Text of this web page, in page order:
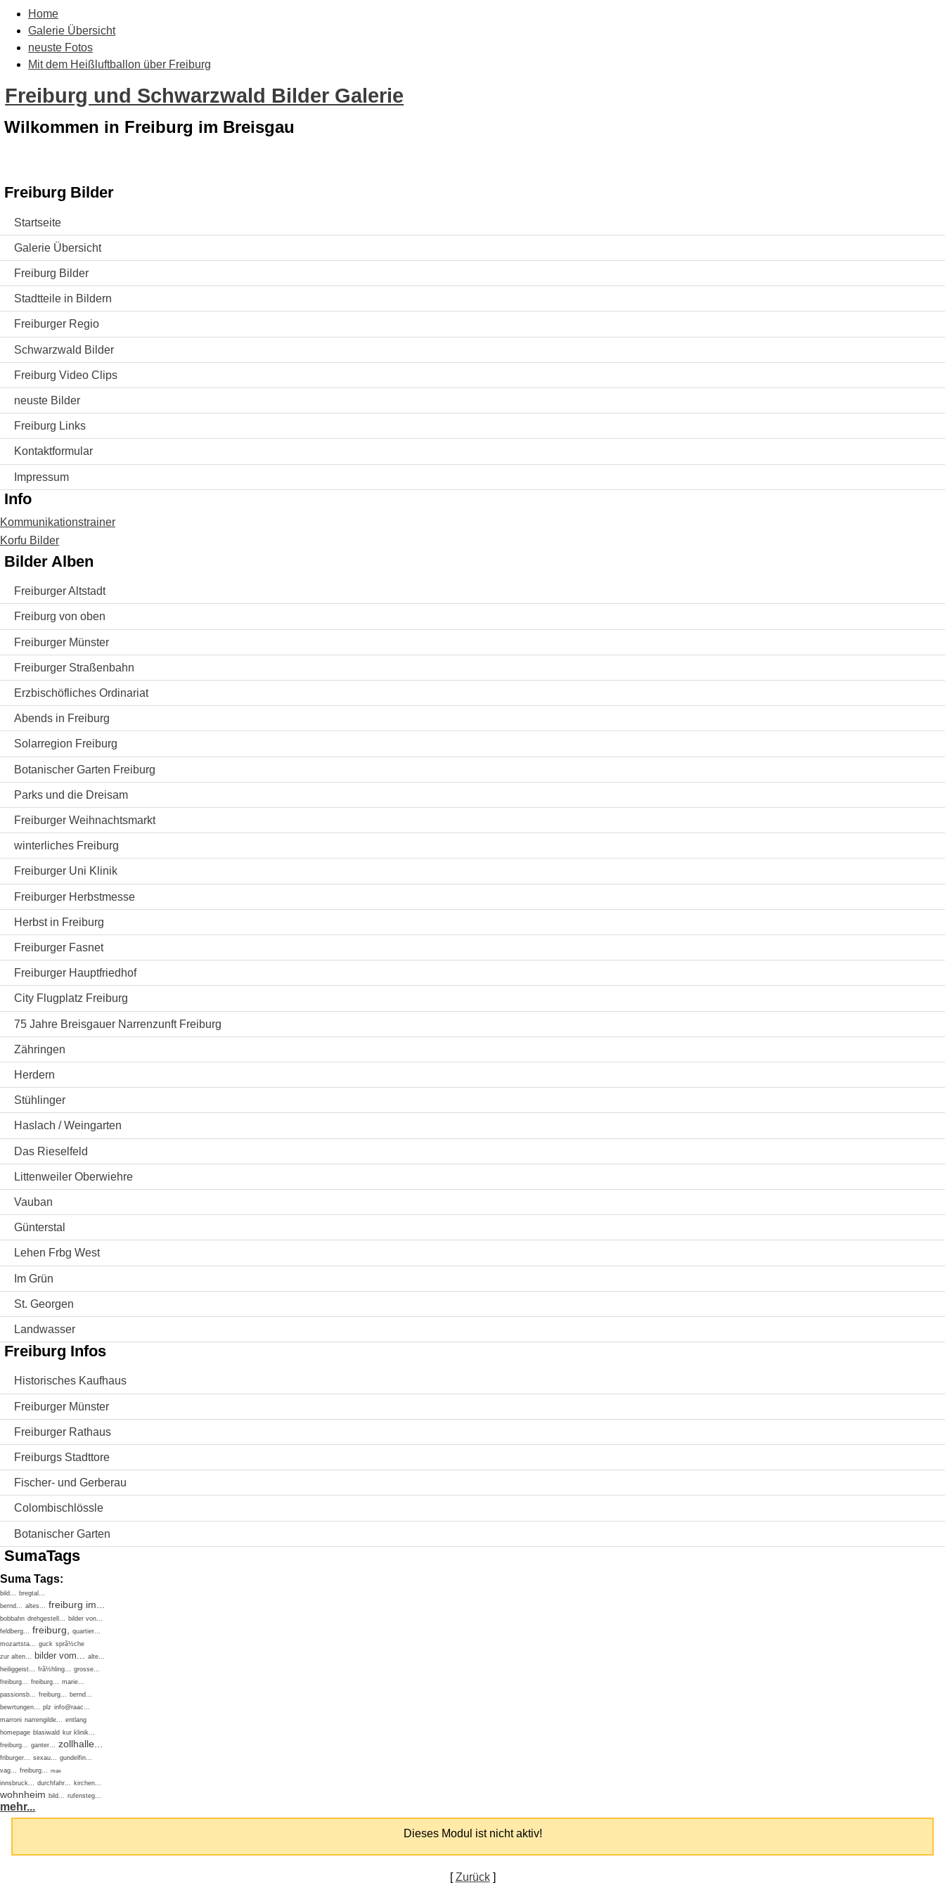
Home
Galerie Übersicht
neuste Fotos
Mit dem Heißluftballon über Freiburg
Freiburg und Schwarzwald Bilder Galerie
Wilkommen in Freiburg im Breisgau
Freiburg Bilder
Startseite
Galerie Übersicht
Freiburg Bilder
Stadtteile in Bildern
Freiburger Regio
Schwarzwald Bilder
Freiburg Video Clips
neuste Bilder
Freiburg Links
Kontaktformular
Impressum
Info
Kommunikationstrainer
Korfu Bilder
Bilder Alben
Freiburger Altstadt
Freiburg von oben
Freiburger Münster
Freiburger Straßenbahn
Erzbischöfliches Ordinariat
Abends in Freiburg
Solarregion Freiburg
Botanischer Garten Freiburg
Parks und die Dreisam
Freiburger Weihnachtsmarkt
winterliches Freiburg
Freiburger Uni Klinik
Freiburger Herbstmesse
Herbst in Freiburg
Freiburger Fasnet
Freiburger Hauptfriedhof
City Flugplatz Freiburg
75 Jahre Breisgauer Narrenzunft Freiburg
Zähringen
Herdern
Stühlinger
Haslach / Weingarten
Das Rieselfeld
Littenweiler Oberwiehre
Vauban
Günterstal
Lehen Frbg West
Im Grün
St. Georgen
Landwasser
Freiburg Infos
Historisches Kaufhaus
Freiburger Münster
Freiburger Rathaus
Freiburgs Stadttore
Fischer- und Gerberau
Colombischlössle
Botanischer Garten
SumaTags
Suma Tags:
bild... bregtal...
bernd... altes... freiburg im...
bobbahn drehgestell... bilder von...
feldberg... freiburg,
quartier...
mozartsta... guck sprã½che
zur alten...
bilder vom... alte...
heiliggeist... frã½hling... grosse...
freiburg... freiburg... marie...
passionsb... freiburg... bernd...
bewrtungen... plz info@raac...
marroni narrengilde... entlang
homepage blasiwald kur klinik...
freiburg... ganter... zollhalle...
friburger... sexau... gundelfin...
vag... freiburg... max
innsbruck... durchfahr... kirchen...
wohnheim bild... rufensteg...
mehr...
Dieses Modul ist nicht aktiv!
Zurück]